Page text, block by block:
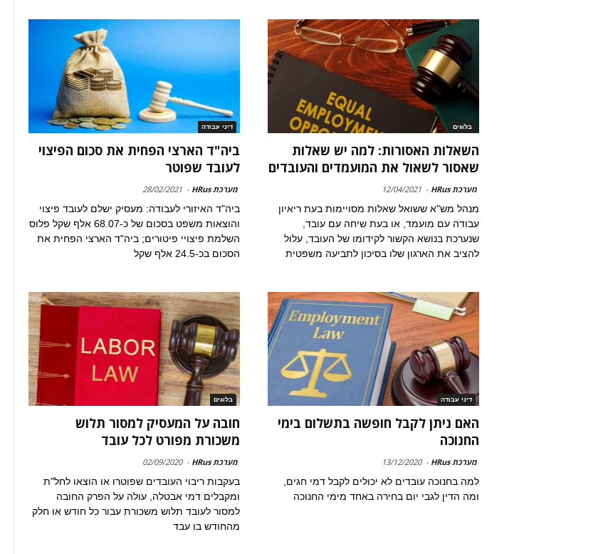
בלוגים
השאלות האסורות: למה יש שאלות
שאסור לשאול את המועמדים והעובדים
מערכת HRus -
12/04/2021
מנהל מש"א ששואל שאלות מסויימות בעת ריאיון
עבודה עם מועמד, או בעת שיחה עם עובד,
שנערכת בנושא הקשור לקידומו של העובד, עלול
להציב את הארגון שלו בסיכון לתביעה משפטית
דיני עבודה
ביה"ד הארצי הפחית את סכום הפיצוי
לעובד שפוטר
מערכת HRus -
28/02/2021
ביה"ד האיזורי לעבודה: מעסיק ישלם לעובד פיצוי
והוצאות משפט בסכום של כ-68.07 אלף שקל פלוס
השלמת פיצויי פיטורים; ביה"ד הארצי הפחית את
הסכום בכ-24.5 אלף שקל
דיני עבודה
האם ניתן לקבל חופשה בתשלום בימי
החנוכה
מערכת HRus -
13/12/2020
למה בחנוכה עובדים לא יכולים לקבל דמי חגים,
ומה הדין לגבי יום בחירה באחד מימי החנוכה
בלוגים
חובה על המעסיק למסור תלוש
משכורת מפורט לכל עובד
מערכת HRus -
02/09/2020
בעקבות ריבוי העובדים שפוטרו או הוצאו לחל"ת
ומקבלים דמי אבטלה, עולה על הפרק החובה
למסור לעובד תלוש משכורת עבור כל חודש או חלק
מהחודש בו עבד